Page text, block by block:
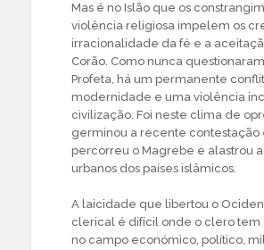
Mas é no Islão que os
violência religiosa impelem os
irracionalidade da fé e a
Corão. Como nunca
Profeta, há um permanente
modernidade e uma violência
civilização. Foi neste clima de
germinou a recente contestação
percorreu o Magrebe e alastrou
urbanos dos países islâmicos.
A laicidade que libertou o
clerical é difícil onde o clero tem
no campo económico, político,